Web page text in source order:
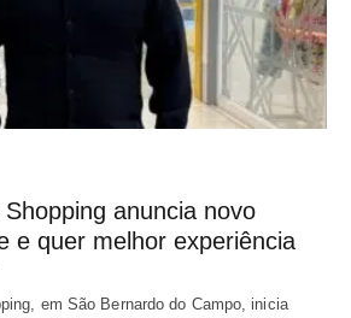
anuncia novo
e quer melhor experiência
em São Bernardo do Campo, inicia